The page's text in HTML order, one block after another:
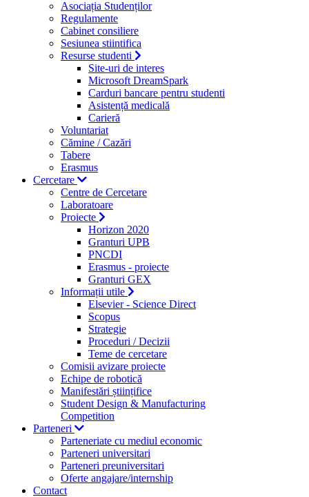
Asociația Studenților
Regulamente
Cabinet consiliere
Sesiunea stiintifica
Resurse studenti
Site-uri de interes
Microsoft DreamSpark
Carduri bancare pentru studenti
Asistență medicală
Carieră
Voluntariat
Cămine / Cazări
Tabere
Erasmus
Cercetare
Centre de Cercetare
Laboratoare
Proiecte
Horizon 2020
Granturi UPB
PNCDI
Erasmus - proiecte
Granturi GEX
Informații utile
Elsevier - Science Direct
Scopus
Strategie
Proceduri / Decizii
Teme de cercetare
Comisii avizare proiecte
Echipe de robotică
Manifestări științifice
Student Design & Manufacturing
Competition
Parteneri
Parteneriate cu mediul economic
Parteneri universitari
Parteneri preuniversitari
Oferte angajare/internship
Contact